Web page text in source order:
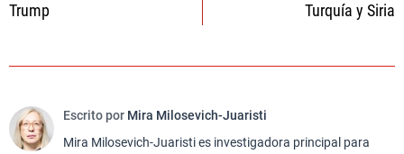
Trump
Turquía y Siria
Escrito por Mira Milosevich-Juaristi
Mira Milosevich-Juaristi es investigadora principal para